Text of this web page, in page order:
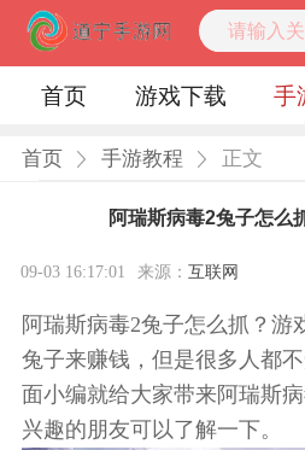
首页 游戏下载 手
首页 手游教程 正文
阿瑞斯病毒2兔子怎么
09-03 16:17:01 来源： 互联网
阿瑞斯病毒2兔子怎么抓？游
兔子来赚钱，但是很多人都
面小编就给大家带来阿瑞斯
兴趣的朋友可以了解一下。